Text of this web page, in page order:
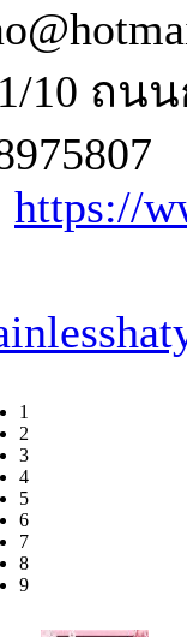
10 ถน
https://
1
2
3
4
5
6
7
8
9